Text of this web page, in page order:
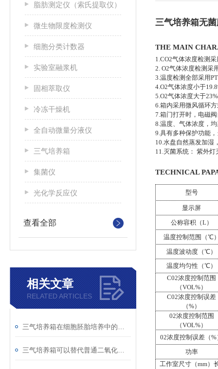
脂肪测定仪（索氏提取仪）
微生物限度检测仪
细胞分类计数器
实验室融浆机
固相萃取仪
冷冻干燥机
全自动微量分液仪
三气培养箱
集菌仪
光化学反应仪
查看全部
相关文章
RELATED ARTICLES
三气培养箱无
THE MAIN
1.CO2气体浓度检测
2. O2气体浓度检测
3.温度检测全部采用
4.O2气体浓度小于
5.O2气体浓度大于
6.箱内采用微风循环
7.箱门打开时，电磁
8.温度、气体浓度，
9.具有多种保护功能
10.水盘自然蒸发加
11.灭菌系统： 紫外
TECHNICAL
型号
显示屏
公称容积（L）
温度控制范围（℃
温度波动度（℃）
温度均匀性（℃）
C02浓度控制范围
（VOL%）
C02浓度控制误差
（%）
02浓度控制范围
（VOL%）
02浓度控制误差（%
功率
工作室尺寸（mm）